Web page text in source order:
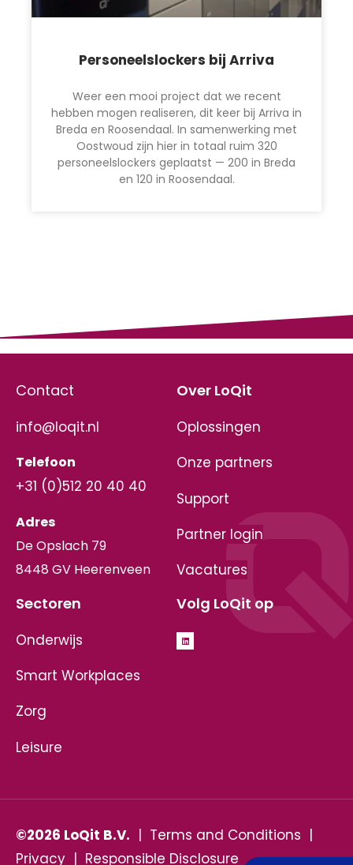
Personeelslockers bij Arriva
Weer een mooi project dat we recent
hebben mogen realiseren, dit keer bij Arriva in
Breda en Roosendaal. In samenwerking met
Oostwoud zijn hier in totaal ruim 320
personeelslockers geplaatst — 200 in Breda
en 120 in Roosendaal.
Volg LoQit op
Sectoren
Onderwijs
Smart Workplaces
Zorg
Leisure
Over LoQit
Oplossingen
Onze partners
Support
Partner login
Vacatures
Contact
info@loqit.nl
Telefoon
+31 (0)512 20 40 40
Adres
De Opslach 79
8448 GV Heerenveen
©2026 LoQit B.V. | Terms and Conditions |
Privacy | Responsible Disclosure